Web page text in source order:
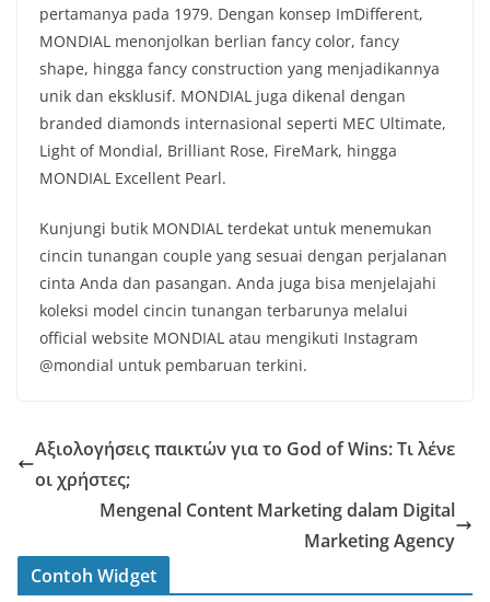
pertamanya pada 1979. Dengan konsep ImDifferent,
MONDIAL menonjolkan berlian fancy color, fancy
shape, hingga fancy construction yang menjadikannya
unik dan eksklusif. MONDIAL juga dikenal dengan
branded diamonds internasional seperti MEC Ultimate,
Light of Mondial, Brilliant Rose, FireMark, hingga
MONDIAL Excellent Pearl.
Kunjungi butik MONDIAL terdekat untuk menemukan
cincin tunangan couple yang sesuai dengan perjalanan
cinta Anda dan pasangan. Anda juga bisa menjelajahi
koleksi model cincin tunangan terbarunya melalui
official website MONDIAL atau mengikuti Instagram
@mondial untuk pembaruan terkini.
Αξιολογήσεις παικτών για το God of Wins: Τι λένε
οι χρήστες;
Mengenal Content Marketing dalam Digital
Marketing Agency
Contoh Widget